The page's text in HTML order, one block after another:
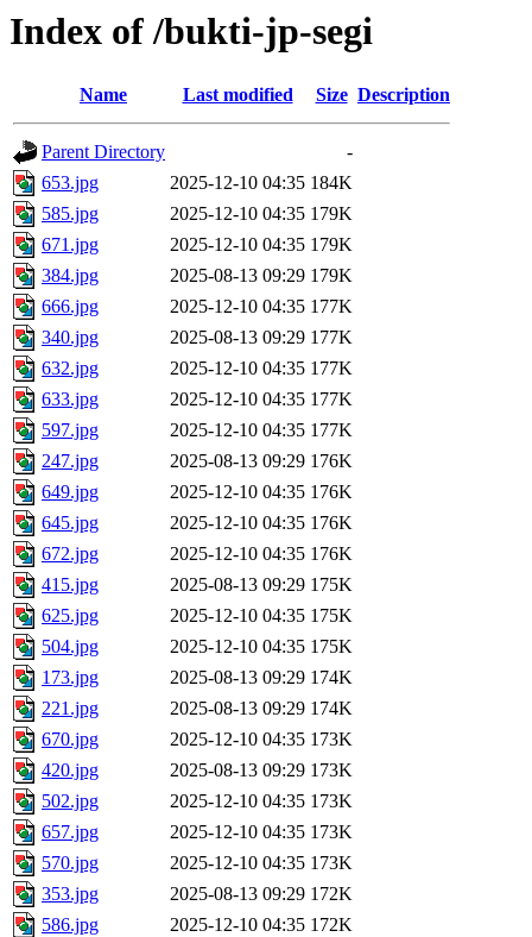
Index of /bukti-jp-segi
Name Last modified Size Description
Parent Directory
-
653.jpg
2025-12-10 04:35 184K
585.jpg
2025-12-10 04:35 179K
671.jpg
2025-12-10 04:35 179K
384.jpg
2025-08-13 09:29 179K
666.jpg
2025-12-10 04:35 177K
340.jpg
2025-08-13 09:29 177K
632.jpg
2025-12-10 04:35 177K
633.jpg
2025-12-10 04:35 177K
597.jpg
2025-12-10 04:35 177K
247.jpg
2025-08-13 09:29 176K
649.jpg
2025-12-10 04:35 176K
645.jpg
2025-12-10 04:35 176K
672.jpg
2025-12-10 04:35 176K
415.jpg
2025-08-13 09:29 175K
625.jpg
2025-12-10 04:35 175K
504.jpg
2025-12-10 04:35 175K
173.jpg
2025-08-13 09:29 174K
221.jpg
2025-08-13 09:29 174K
670.jpg
2025-12-10 04:35 173K
420.jpg
2025-08-13 09:29 173K
502.jpg
2025-12-10 04:35 173K
657.jpg
2025-12-10 04:35 173K
570.jpg
2025-12-10 04:35 173K
353.jpg
2025-08-13 09:29 172K
586.jpg
2025-12-10 04:35 172K